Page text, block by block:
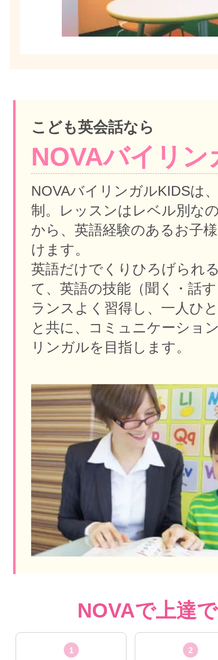
こども英会話なら
NOVAバイリン
NOVAバイリンガルKIDSは
制。
レッスンはレベル別な
から、英語経験のあるお子
けます。
英語だけでくりひろげられ
て、英語の技能（聞く・話
ランスよく習得し、一人ひ
と共に、コミュニケーショ
リンガルを目指します。
NOVAで上達
1 2